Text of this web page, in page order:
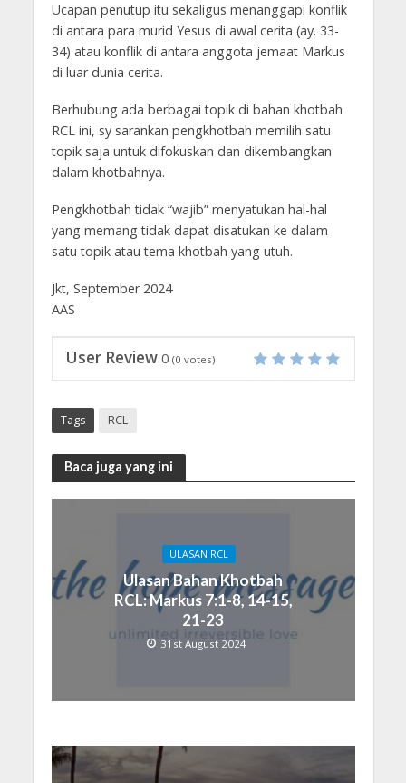
Ucapan penutup itu sekaligus menanggapi konflik
di antara para murid Yesus di awal cerita (ay. 33-
34) atau konflik di antara anggota jemaat Markus
di luar dunia cerita.
Berhubung ada berbagai topik di bahan khotbah
RCL ini, sy sarankan pengkhotbah memilih satu
topik saja untuk difokuskan dan dikembangkan
dalam khotbahnya.
Pengkhotbah tidak “wajib” menyatukan hal-hal
yang memang tidak dapat disatukan ke dalam
satu topik atau tema khotbah yang utuh.
Jkt, September 2024
AAS
User Review 0 (0 votes)
Tags RCL
Baca juga yang ini
ULASAN RCL
Ulasan Bahan Khotbah
RCL: Markus 7:1-8, 14-15,
21-23
31st August 2024